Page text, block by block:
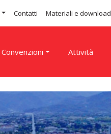
Contatti Materiali e download
Convenzioni Attività